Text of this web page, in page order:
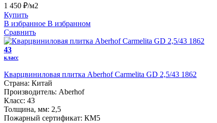
1 450 ₽/м2
Купить
В избранное В избранном
Сравнить
43
класс
Кварцвиниловая плитка Aberhof Carmelita GD 2,5/43 1862
Страна: Китай
Производитель: Aberhof
Класс: 43
Толщина, мм: 2,5
Пожарный сертификат: КМ5